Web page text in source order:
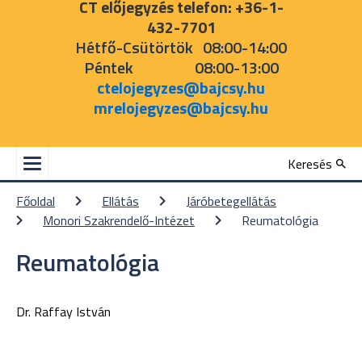
CT előjegyzés telefon: +36-1-
432-7701
Hétfő-Csütörtök 08:00-14:00
Péntek 08:00-13:00
ctelojegyzes@bajcsy.hu
mrelojegyzes@bajcsy.hu
Keresés
Főoldal
Ellátás
Járóbetegellátás
Monori Szakrendelő-Intézet
Reumatológia
Reumatológia
Dr. Raffay István